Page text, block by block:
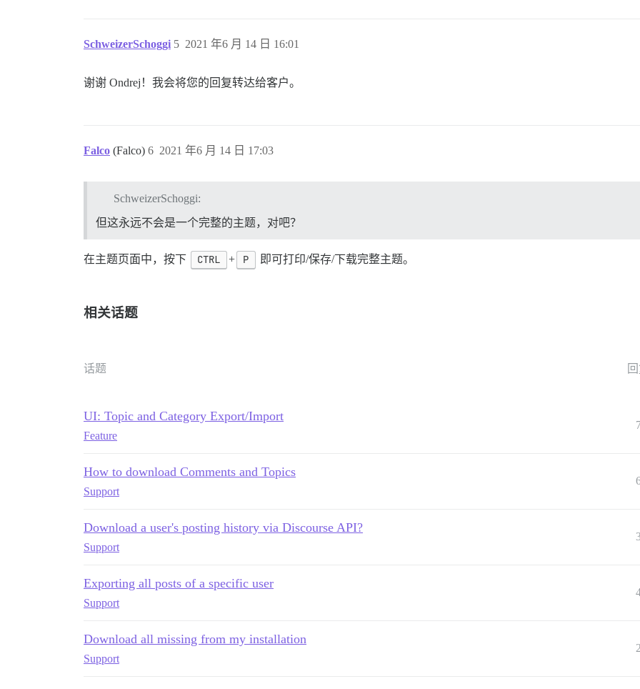
SchweizerSchoggi 2021 年6 月 14 日 16:01
5
谢谢 Ondrej！我会将您的回复转达给客户。
Falco (Falco) 2021 年6 月 14 日 17:03
6
SchweizerSchoggi:
但这永远不会是一个完整的主题，对吧？
在主题页面中，按下 CTRL + P 即可打印/保存/下载完整主题。
相关话题
话题
UI: Topic and Category Export/Import
Feature
How to download Comments and Topics
Support
Download a user's posting history via Discourse API?
Support
Exporting all posts of a specific user
Support
Download all missing from my installation
Support
2